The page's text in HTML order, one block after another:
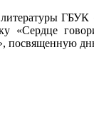
«Сердце
посвященную